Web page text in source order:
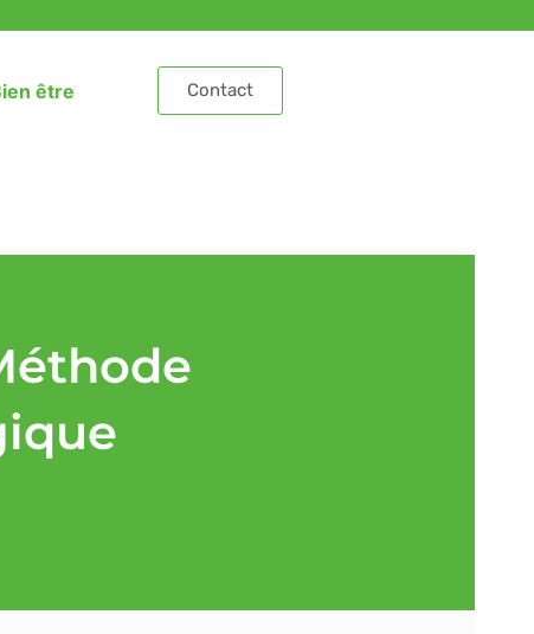
être Contact